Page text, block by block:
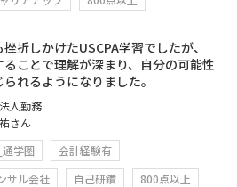
折しかけたUSCPA学習でしたが、
ることで理解が深まり、自分の可能性
られるようになりました。
人勤務
さん
学圏
会計経験有
サル会社
自己研鑽 800点以上